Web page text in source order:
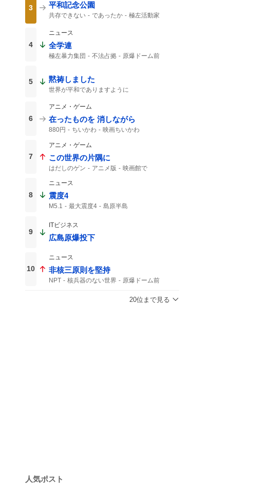
3 平和記念公園
共存できない であったか
極左活動家
広島市民
4
ニュース
全学連
極左暴力集団 不法占拠
原爆ドーム前
5 黙祷しました
世界が平和でありますように
6
アニメ・ゲーム
在ったものを 消しながら
880円 ちいかわ 映画ちいかわ
7
アニメ・ゲーム
この世界の片隅に
はだしのゲン アニメ版 映画館で
8
ニュース
震度4
M5.1 最大震度4
島原半島
緊急地震速報
9
ITビジネス
広島原爆投下
10
ニュース
非核三原則を堅持
NPT 核兵器のない世界
原爆ドーム前
20位まで見る
人気ポスト